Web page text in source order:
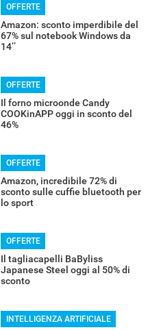
OFFERTE
Amazon: sconto imperdibile del
67% sul notebook Windows da
14’’
OFFERTE
Il forno microonde Candy
COOKinAPP oggi in sconto del
46%
OFFERTE
Amazon, incredibile 72% di
sconto sulle cuffie bluetooth per
lo sport
OFFERTE
Il tagliacapelli BaByliss
Japanese Steel oggi al 50% di
sconto
INTELLIGENZA ARTIFICIALE